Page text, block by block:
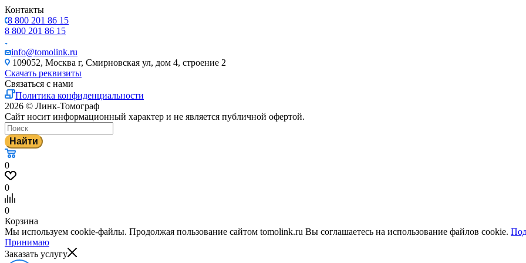
Контакты
8 800 201 86 15
8 800 201 86 15
info@tomolink.ru
109052, Москва г, Смирновская ул, дом 4, строение 2
Скачать реквизиты
Связаться с нами
Политика конфиденциальности
2026 © Линк-Томограф
Сайт носит информационный характер и не является публичной офертой.
Найти
0
0
0
Корзина
Мы используем cookie-файлы. Продолжая пользование сайтом tomolink.ru Вы соглашаетесь на использование файлов cookie.
Принимаю
Заказать услугу